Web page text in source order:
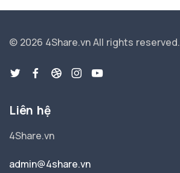
© 2026 4Share.vnAll rights reserved.
Liên hệ
4Share.vn
admin@4share.vn